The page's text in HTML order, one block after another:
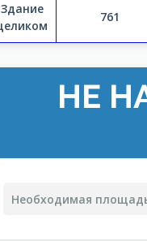
Здание
761
НЕ